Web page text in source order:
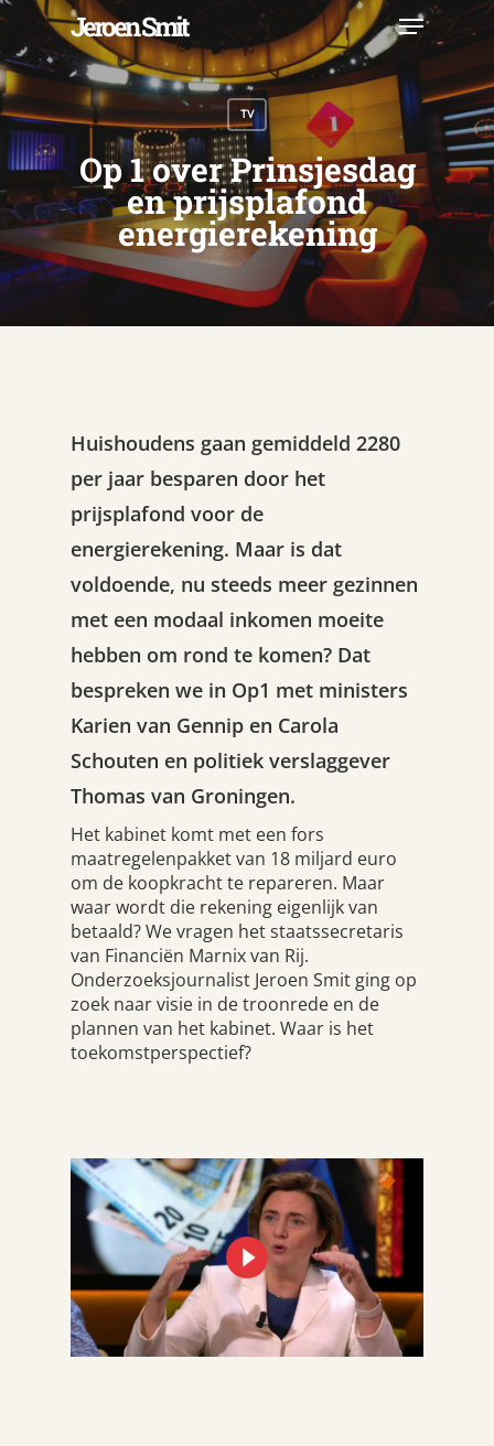
Skip
main
content
Jeroen Smit Menu
TV
Op 1 over Prinsjesdag
en prijsplafond
energierekening
Huishoudens gaan gemiddeld 2280
per jaar besparen door het
prijsplafond voor de
energierekening. Maar is dat
voldoende, nu steeds meer gezinnen
met een modaal inkomen moeite
hebben om rond te komen? Dat
bespreken we in Op1 met ministers
Karien van Gennip en Carola
Schouten en politiek verslaggever
Thomas van Groningen.
Het kabinet komt met een fors
maatregelenpakket van 18 miljard euro
om de koopkracht te repareren. Maar
waar wordt die rekening eigenlijk van
betaald? We vragen het staatssecretaris
van Financiën Marnix van Rij.
Onderzoeksjournalist Jeroen Smit ging op
zoek naar visie in de troonrede en de
plannen van het kabinet. Waar is het
toekomstperspectief?
Menu